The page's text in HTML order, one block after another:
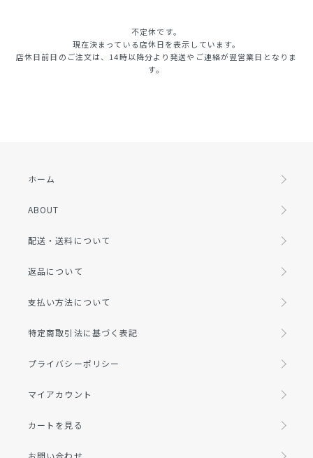
不定休です。
現在決まっている店休日を表示しています。
店休日前日のご注文は、14時以降分より発送やご連絡が翌営業日となりま
す。
ホーム
ABOUT
配送・送料について
返品について
支払い方法について
特定商取引法に基づく表記
プライバシーポリシー
マイアカウント
カートを見る
お問い合わせ